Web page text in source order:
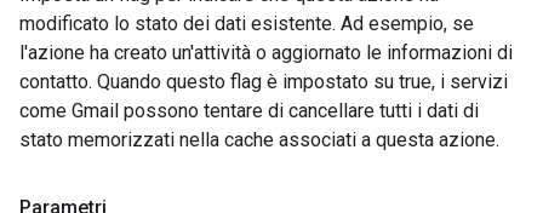
modificato lo stato dei dati esistente. Ad esempio, se
l'azione ha creato un'attività o aggiornato le informazioni di
contatto. Quando questo flag è impostato su true, i servizi
come Gmail possono tentare di cancellare tutti i dati di
stato memorizzati nella cache associati a questa azione.
Parametri